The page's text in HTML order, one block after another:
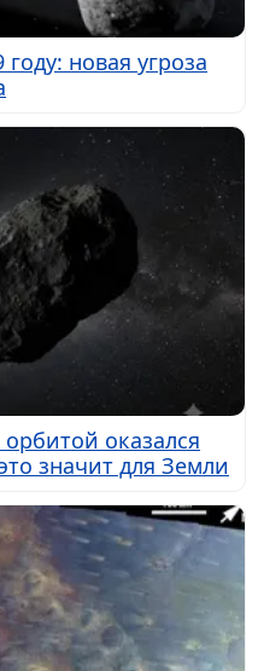
новая угроза
оказался
значит для Земли